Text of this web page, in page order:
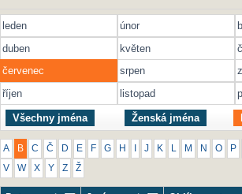
leden únor
duben
květen
červenec
srpen
říjen
listopad
Všechny jména Ženská jména
A B C Č D E F G H J K M N O P
V W X Y Z Ž